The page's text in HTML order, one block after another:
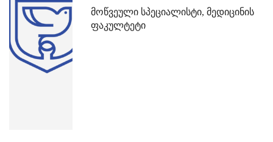
Მოწვეული Სპეციალისტი, Მედიცინის
Ფაკულტეტი